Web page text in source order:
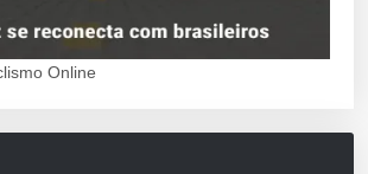
Online